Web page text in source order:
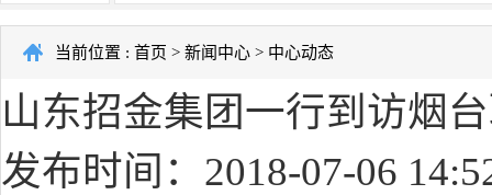
当前位置 : 首页 > 新闻中心 > 中心动态
山东招金集团一行到访烟
发布时间：2018-07-06